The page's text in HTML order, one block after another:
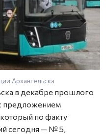
Архангельска
в декабре прошлого
предложением
по факту
сегодня — № 5,